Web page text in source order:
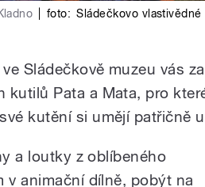
foto: Sládečkovo
Sládečkově muzeu vás
kutilů Pata a Mata, pro
kutění si umějí patřičně
a loutky z oblíbeného
v animační dílně, pobýt na